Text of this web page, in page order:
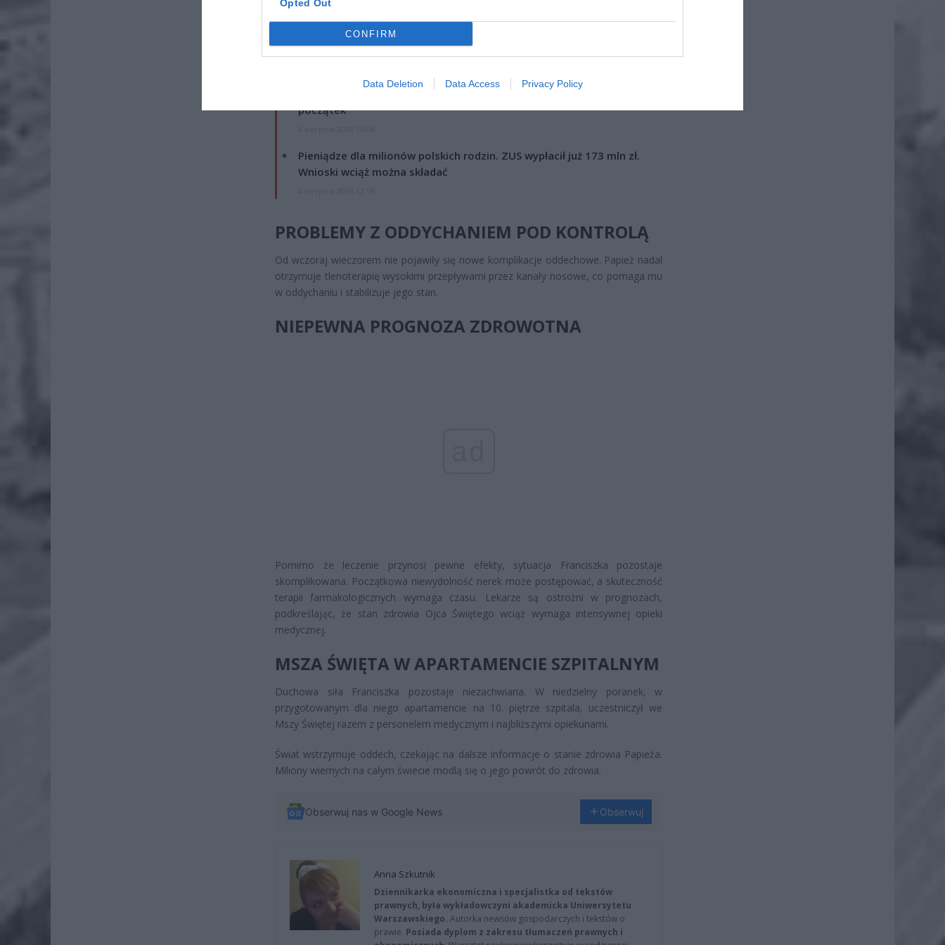
Opted Out
CONFIRM
Data Deletion Data Access Privacy Policy
Lidl przecenił hit do kuchni. Air fryer tańszy aż o 150 zł, a to dopiero
początek
Pieniądze dla milionów polskich rodzin. ZUS wypłacił już 173 mln zł.
Wnioski wciąż można składać
PROBLEMY Z ODDYCHANIEM POD KONTROLĄ
Od wczoraj wieczorem nie pojawiły się nowe komplikacje oddechowe. Papież nadal
otrzymuje tlenoterapię wysokimi przepływami przez kanały nosowe, co pomaga mu
w oddychaniu i stabilizuje jego stan.
NIEPEWNA PROGNOZA ZDROWOTNA
Pomimo że leczenie przynosi pewne efekty, sytuacja Franciszka pozostaje
skomplikowana. Początkowa niewydolność nerek może postępować, a skuteczność
terapii farmakologicznych wymaga czasu. Lekarze są ostrożni w prognozach,
podkreślając, że stan zdrowia Ojca Świętego wciąż wymaga intensywnej opieki
medycznej.
MSZA ŚWIĘTA W APARTAMENCIE SZPITALNYM
Duchowa siła Franciszka pozostaje niezachwiana. W niedzielny poranek, w
przygotowanym dla niego apartamencie na 10. piętrze szpitala, uczestniczył we
Mszy Świętej razem z personelem medycznym i najbliższymi opiekunami.
Świat wstrzymuje oddech, czekając na dalsze informacje o stanie zdrowia Papieża.
Miliony wiernych na całym świecie modlą się o jego powrót do zdrowia.
Obserwuj nas w Google News Obserwuj
Anna Szkutnik
Dziennikarka ekonomiczna i specjalistka od tekstów
prawnych, była wykładowczyni akademicka Uniwersytetu
Warszawskiego. Autorka newsów gospodarczych i tekstów o
prawie. Posiada dyplom z zakresu tłumaczeń prawnych i